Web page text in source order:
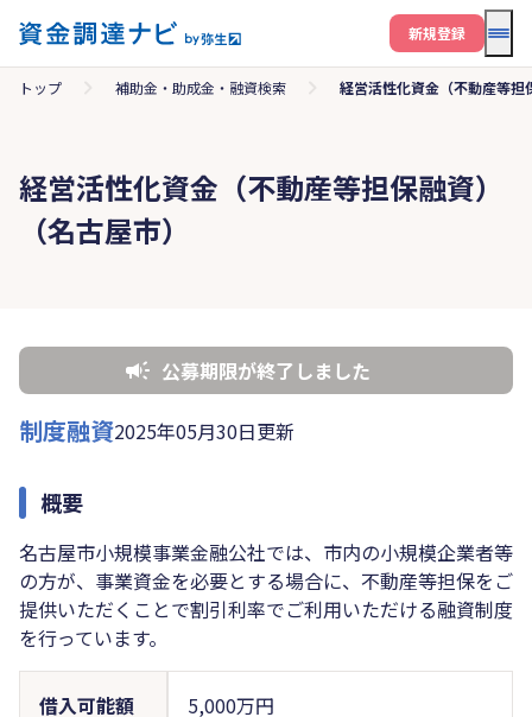
メ
新規登録
トップ 補助金・助成金・融資検索 経営活性化資金（不動産等担
経営活性化資金（不動産等担保融資）
（名古屋市）
公募期限が終了しました
制度融資2025年05月30日更新
概要
名古屋市小規模事業金融公社では、市内の小規模企業者等
の方が、事業資金を必要とする場合に、不動産等担保をご
提供いただくことで割引利率でご利用いただける融資制度
を行っています。
借入可能額 5,000万円